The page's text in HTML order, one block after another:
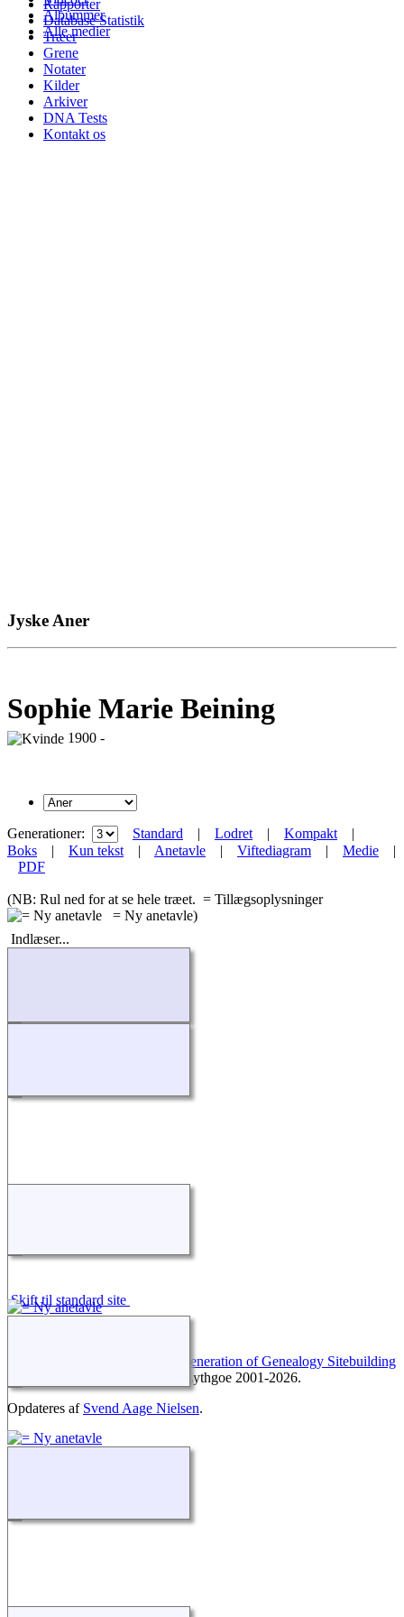
Albummer
Alle medier
Rapporter
Database Statistik
Træer
Grene
Notater
Kilder
Arkiver
DNA Tests
Kontakt os
Jyske Aner
Sophie Marie Beining
1900 -
Generationer: Standard | Lodret | Kompakt |
Boks | Kun tekst | Anetavle | Viftediagram | Medie |
PDF
(NB: Rul ned for at se hele træet. = Tillægsoplysninger
= Ny anetavle)
Indlæser...
Skift til standard site
The Next Generation of Genealogy Sitebuilding
©, v. 12.0.2, forfattet af Darrin Lythgoe 2001-2026.
Opdateres af Svend Aage Nielsen.